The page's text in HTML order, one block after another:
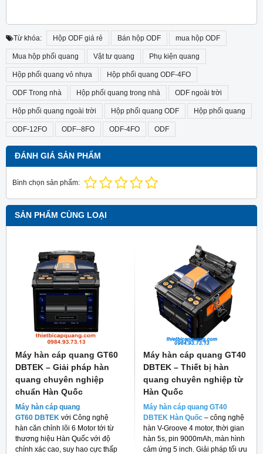
Từ khóa: Hộp ODF giá rẻ Bán hộp ODF mua hộp ODF
Mua hộp phối quang Vật tư quang Phụ kiện quang
Hộp phối quang vỏ nhựa Hộp phối quang ODF-4FO
ODF Trong nhà Hộp phối quang trong nhà ODF ngoài trời
Hộp phối quang ngoài trời Hộp phối quang ODF Hộp phối quang
ODF-12FO ODF--8FO ODF-4FO ODF
ĐÁNH GIÁ SẢN PHẨM
Bình chọn sản phẩm:
SẢN PHẨM CÙNG LOẠI
Máy hàn cáp quang GT60
DBTEK – Giải pháp hàn
quang chuyên nghiệp
chuẩn Hàn Quốc
Máy hàn cáp quang
GT60 DBTEK với Công nghệ
hàn căn chỉnh lõi 6 Motor tới từ
thương hiệu Hàn Quốc với độ
chính xác cao, suy hao cực thấp
Máy hàn cáp quang GT40
DBTEK – Thiết bị hàn
quang chuyên nghiệp từ
Hàn Quốc
Máy hàn cáp quang GT40
DBTEK Hàn Quốc – công nghệ
hàn V-Groove 4 motor, thời gian
hàn 5s, pin 9000mAh, màn hình
cảm ứng 5 inch. Giải pháp tối ưu